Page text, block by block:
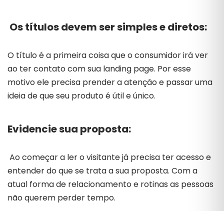
Os títulos devem ser simples e diretos:
O título é a primeira coisa que o consumidor irá ver
ao ter contato com sua landing page. Por esse
motivo ele precisa prender a atenção e passar uma
ideia de que seu produto é útil e único.
Evidencie sua proposta:
Ao começar a ler o visitante já precisa ter acesso e
entender do que se trata a sua proposta. Com a
atual forma de relacionamento e rotinas as pessoas
não querem perder tempo.